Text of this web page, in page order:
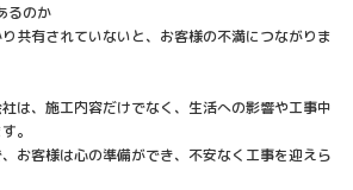
るのか
共有されていないと、お客様の不満につながりま
は、施工内容だけでなく、生活への影響や工事中
。
お客様は心の準備ができ、不安なく工事を迎えら